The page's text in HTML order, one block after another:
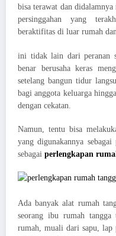
bisa terawat dan
persinggahan yang
beraktifitas di luar rumah
ini tidak lain dari peranan
benar berusaha keras
setelang bangun tidur
bagi anggota keluarga
dengan cekatan.
Namun, tentu bisa
yang digunakannya
sebagai perlengkapan
Ada banyak alat rumah
seorang ibu rumah tangga
rumah, muali dari sapu, lap